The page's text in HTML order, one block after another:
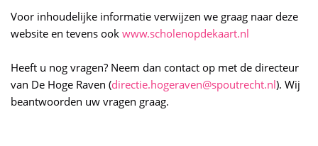
Voor inhoudelijke informatie verwijzen we graag naar deze
website en tevens ook www.scholenopdekaart.nl
Heeft u nog vragen? Neem dan contact op met de directeur
van De Hoge Raven (directie.hogeraven@spoutrecht.nl). Wij
beantwoorden uw vragen graag.